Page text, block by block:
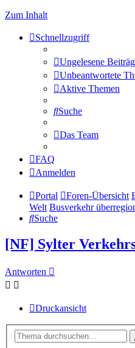
Zum Inhalt
Schnellzugriff
Ungelesene
Unbeantwortete
Aktive Themen
Suche
Das Team
FAQ
Anmelden
Portal Foren-Übersicht
Welt Busverkehr
Suche
[NF] Sylter
Antworten
Druckansicht